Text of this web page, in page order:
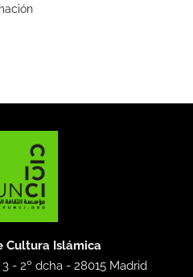
Cultura Islámica
- 2º dcha -28015 Madrid